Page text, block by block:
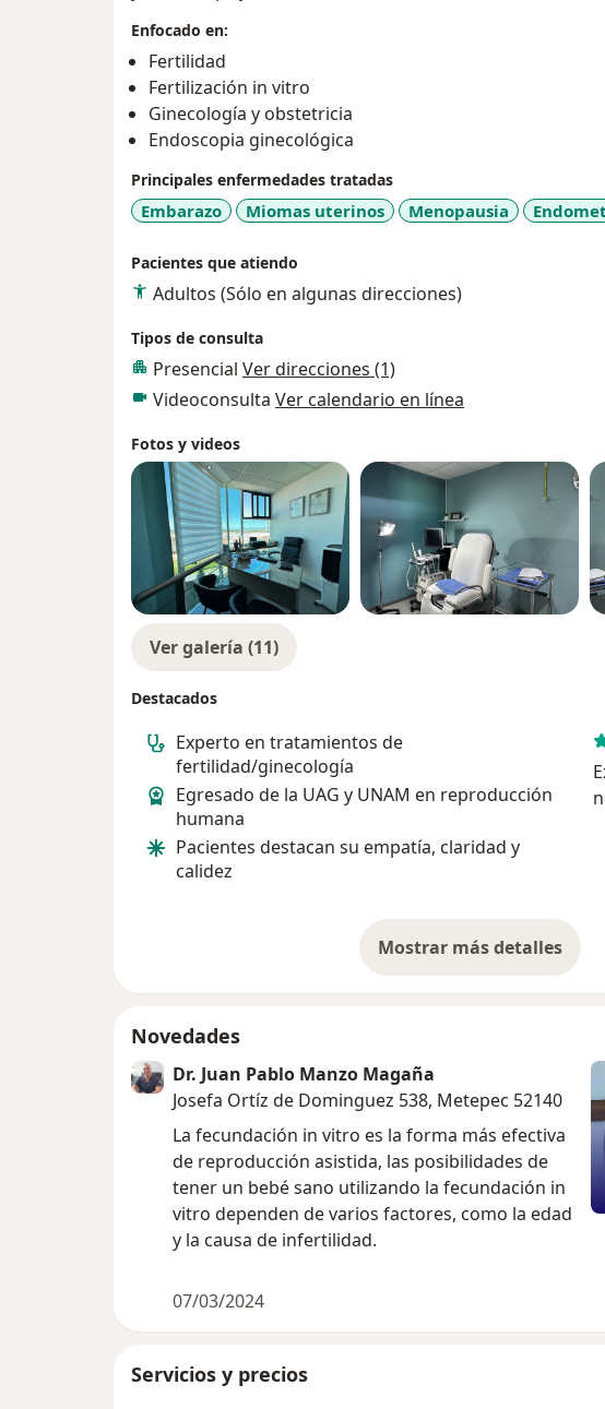
Enfocado en:
Fertilidad
Fertilización in vitro
Ginecología y obstetricia
Endoscopia ginecológica
Principales enfermedades tratadas
Embarazo Miomas uterinos Menopausia
Pacientes que atiendo
Adultos (Sólo en algunas direcciones)
Tipos de consulta
Presencial Ver direcciones (1)
Videoconsulta Ver calendario en línea
Fotos y videos
Ver galería (11)
Destacados
Experto en tratamientos de
fertilidad/ginecología
Egresado de la UAG y UNAM en reproducción
humana
Pacientes destacan su empatía, claridad y
calidez
Mostrar más detalles
sobre la
Novedades
Dr. Juan Pablo Manzo Magaña
Josefa Ortíz de Dominguez 538, Metepec 52140
La fecundación in vitro es la forma más efectiva
de reproducción asistida, las posibilidades de
tener un bebé sano utilizando la fecundación in
vitro dependen de varios factores, como la edad
y la causa de infertilidad.
07/03/2024
Servicios y precios